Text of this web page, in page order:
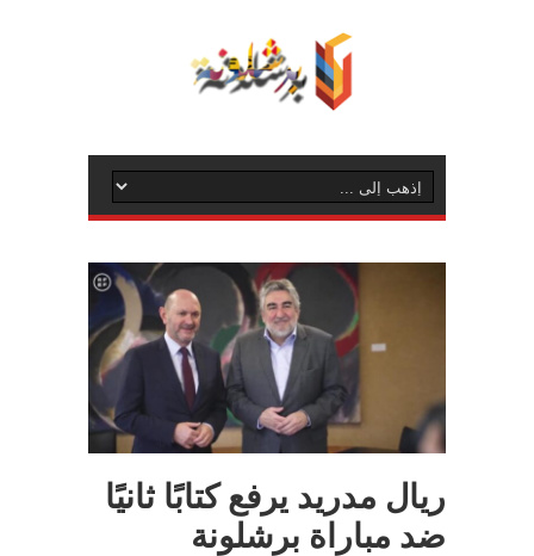
ريال مدريد يرفع كتابًا ثانيًا
ضد مباراة برشلونة